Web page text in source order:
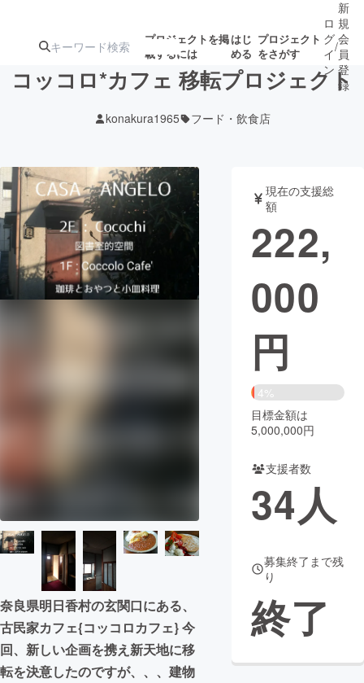
プロジェクトを掲
載するには
はじ
める
プロジェクト
をさがす
アート・写真
テクノロジー・ガジェット ゲーム・サ
映像・映画 書籍・雑誌
まちづくり・地域活性化
CAMPFIREふるさと納税
コミュニティ
ロ
グ
イ
ン
/
新
規
会
員
登
録
コッコロ*カフェ 移転プロジェクト
konakura1965 フード・飲食店
奈良県明日香村の玄関口にある、
古民家カフェ{コッコロカフェ} 今
回、新しい企画を携え新天地に移
転を決意したのですが、、、建物
現在の支援総
額
222,
000
円
4%
目標金額は
5,000,000円
支援者数
34人
募集終了まで残
り
終了